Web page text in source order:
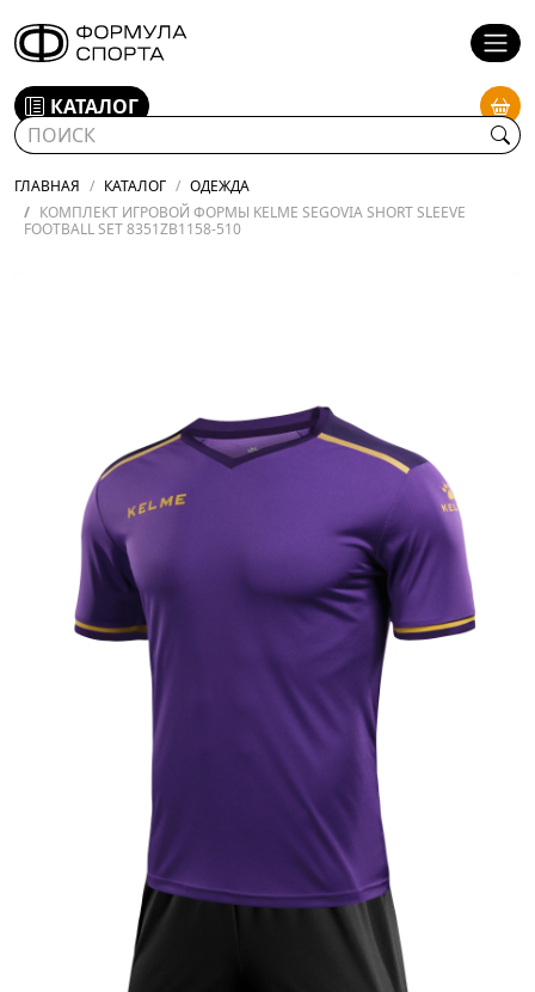
КАТАЛОГ
ГЛАВНАЯ КАТАЛОГ
ОДЕЖДА
КОМПЛЕКТ ИГРОВОЙ ФОРМЫ KELME SEGOVIA SHORT SLEEVE
FOOTBALL SET 8351ZB1158-510